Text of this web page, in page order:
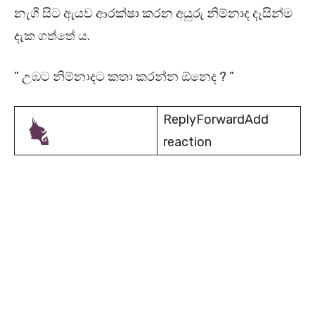
නැගී සිට ඇයව ආරක්ෂා කරන අයුරු නිම්නාද දෑසින්ම
දැක ගත්තේ ය.
” උඹට නිම්නාදට කතා කරන්න ඕනෙද ? ”
ReplyForwardAdd
reaction